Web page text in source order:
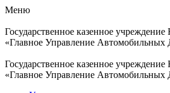
Меню
Государственное казенное
«Главное Управление Автомобильных
Государственное казенное
«Главное Управление Автомобильных